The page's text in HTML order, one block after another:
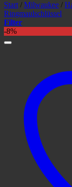
Start / Milwaukee /
Ringmaulschlüssel
Filter
-8%